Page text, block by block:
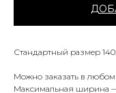
Стандартный размер
Можно заказать в
Максимальная ширина